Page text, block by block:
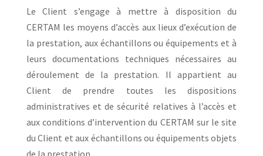
Le Client s’engage à mettre à disposition du
CERTAM les moyens d’accès aux lieux d’exécution de
la prestation, aux échantillons ou équipements et à
leurs documentations techniques nécessaires au
déroulement de la prestation. Il appartient au
Client de prendre toutes les dispositions
administratives et de sécurité relatives à l’accès et
aux conditions d’intervention du CERTAM sur le site
du Client et aux échantillons ou équipements objets
de la prestation.